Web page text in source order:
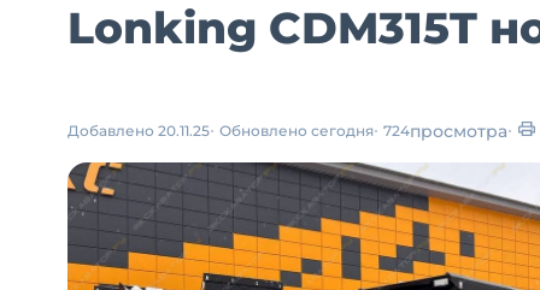
Lonking CDM315T
Добавлено 20.11.25 Обновлено сегодня 724просмотра